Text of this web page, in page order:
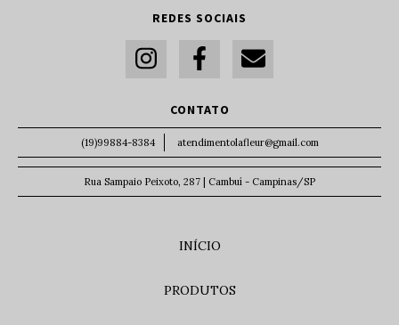
REDES SOCIAIS
CONTATO
(19)99884-8384 atendimentolafleur@gmail.com
Rua Sampaio Peixoto, 287 | Cambuí - Campinas/SP
INÍCIO
PRODUTOS